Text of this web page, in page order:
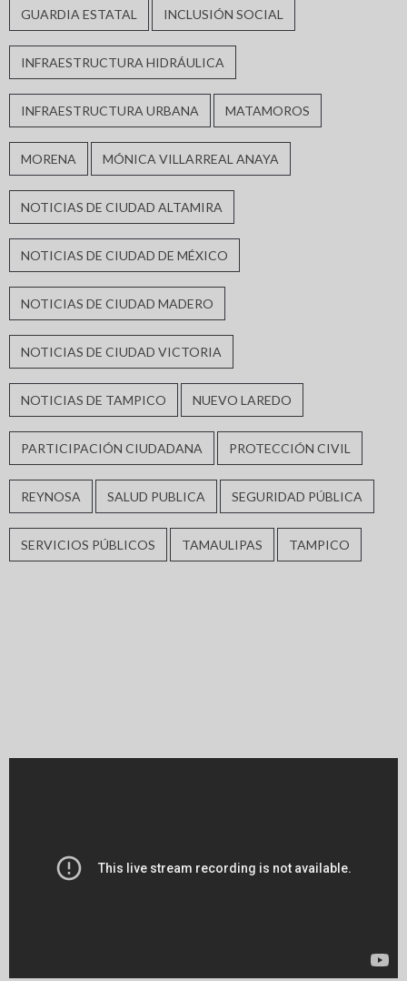
GUARDIA ESTATAL INCLUSIÓN SOCIAL
INFRAESTRUCTURA HIDRÁULICA
INFRAESTRUCTURA URBANA MATAMOROS
MORENA MÓNICA VILLARREAL ANAYA
NOTICIAS DE CIUDAD ALTAMIRA
NOTICIAS DE CIUDAD DE MÉXICO
NOTICIAS DE CIUDAD MADERO
NOTICIAS DE CIUDAD VICTORIA
NOTICIAS DE TAMPICO NUEVO LAREDO
PARTICIPACIÓN CIUDADANA PROTECCIÓN CIVIL
REYNOSA SALUD PUBLICA SEGURIDAD PÚBLICA
SERVICIOS PÚBLICOS TAMAULIPAS TAMPICO